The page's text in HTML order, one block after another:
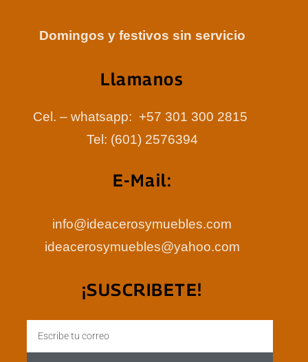
Domingos y festivos sin servicio
Llamanos
Cel. – whatsapp: +57 301 300 2815
Tel: (601) 2576394
E-Mail:
info@ideacerosymuebles.com
ideacerosymuebles@yahoo.com
¡SUSCRIBETE!
Email